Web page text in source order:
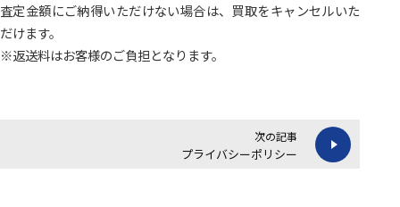
査定金額にご納得いただけない場合は、買取をキャンセルいた
だけます。
※返送料はお客様のご負担となります。
次の記事
プライバシーポリシー